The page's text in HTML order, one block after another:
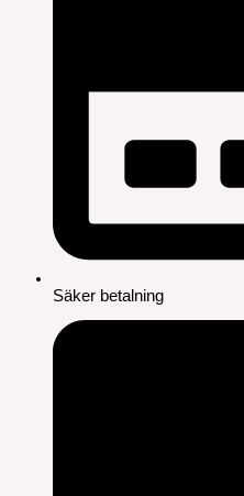
Säker betalning